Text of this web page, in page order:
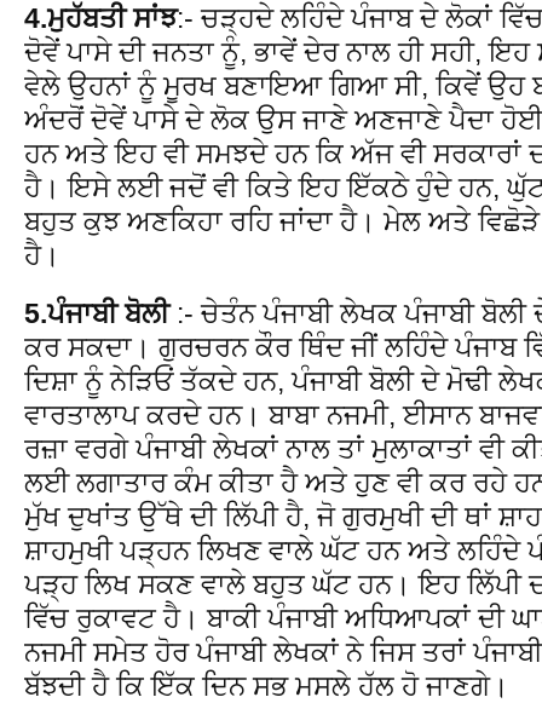
4.ਮੁਹੱਬਤੀ ਸਾਂਝ:- ਚੜ੍ਹਦੇ ਲਹਿੰਦੇ ਪੰਜਾਬ ਦੇ ਲੋਕਾਂ
ਦੋਵੇਂ ਪਾਸੇ ਦੀ ਜਨਤਾ ਨੂੰ, ਭਾਵੇਂ ਦੇਰ ਨਾਲ ਹੀ ਸਹੀ,
ਵੇਲੇ ਉਹਨਾਂ ਨੂੰ ਮੂਰਖ ਬਣਾਇਆ ਗਿਆ ਸੀ, ਕਿਵੇਂ ਉਹ
ਅੰਦਰੋਂ ਦੋਵੇਂ ਪਾਸੇ ਦੇ ਲੋਕ ਉਸ ਜਾਣੇ ਅਣਜਾਣੇ ਪੈਦਾ
ਹਨ ਅਤੇ ਇਹ ਵੀ ਸਮਝਦੇ ਹਨ ਕਿ ਅੱਜ ਵੀ ਸਰਕਾਰਾਂ
ਹੈ। ਇਸੇ ਲਈ ਜਦੋਂ ਵੀ ਕਿਤੇ ਇਹ ਇੱਕਠੇ ਹੁੰਦੇ ਹਨ,
ਬਹੁਤ ਕੁਝ ਅਣਕਿਹਾ ਰਹਿ ਜਾਂਦਾ ਹੈ। ਮੇਲ ਅਤੇ
ਹੈ।
5.ਪੰਜਾਬੀ ਬੋਲੀ:- ਚੇਤੰਨ ਪੰਜਾਬੀ ਲੇਖਕ ਪੰਜਾਬੀ
ਕਰ ਸਕਦਾ। ਗੁਰਚਰਨ ਕੌਰ ਥਿੰਦ ਜੀਂ ਲਹਿੰਦੇ ਪੰਜਾਬ
ਦਿਸ਼ਾ ਨੂੰ ਨੇੜਿਓਂ ਤੱਕਦੇ ਹਨ, ਪੰਜਾਬੀ ਬੋਲੀ ਦੇ ਮੋਢੀ
ਵਾਰਤਾਲਾਪ ਕਰਦੇ ਹਨ। ਬਾਬਾ ਨਜਮੀ, ਈਸਾਨ
ਰਜ਼ਾ ਵਰਗੇ ਪੰਜਾਬੀ ਲੇਖਕਾਂ ਨਾਲ ਤਾਂ ਮੁਲਾਕਾਤਾਂ ਵੀ
ਲਈ ਲਗਾਤਾਰ ਕੰਮ ਕੀਤਾ ਹੈ ਅਤੇ ਹੁਣ ਵੀ ਕਰ ਰਹੇ
ਮੁੱਖ ਦੁਖਾਂਤ ਉੱਥੇ ਦੀ ਲਿੱਪੀ ਹੈ, ਜੋ ਗੁਰਮੁਖੀ ਦੀ ਥਾਂ
ਸ਼ਾਹਮੁਖੀ ਪੜ੍ਹਨ ਲਿਖਣ ਵਾਲੇ ਘੱਟ ਹਨ ਅਤੇ ਲਹਿੰਦੇ
ਪੜ੍ਹ ਲਿਖ ਸਕਣ ਵਾਲੇ ਬਹੁਤ ਘੱਟ ਹਨ। ਇਹ ਲਿੱਪੀ
ਵਿੱਚ ਰੁਕਾਵਟ ਹੈ। ਬਾਕੀ ਪੰਜਾਬੀ ਅਧਿਆਪਕਾਂ ਦੀ
ਨਜਮੀ ਸਮੇਤ ਹੋਰ ਪੰਜਾਬੀ ਲੇਖਕਾਂ ਨੇ ਜਿਸ ਤਰਾਂ
ਬੱਝਦੀ ਹੈ ਕਿ ਇੱਕ ਦਿਨ ਸਭ ਮਸਲੇ ਹੱਲ ਹੋ ਜਾਣਗੇ।